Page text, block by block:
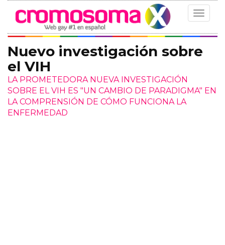
Toggle
Nuevo investigación sobre
el VIH
LA PROMETEDORA NUEVA INVESTIGACIÓN
SOBRE EL VIH ES "UN CAMBIO DE PARADIGMA" EN
LA COMPRENSIÓN DE CÓMO FUNCIONA LA
ENFERMEDAD